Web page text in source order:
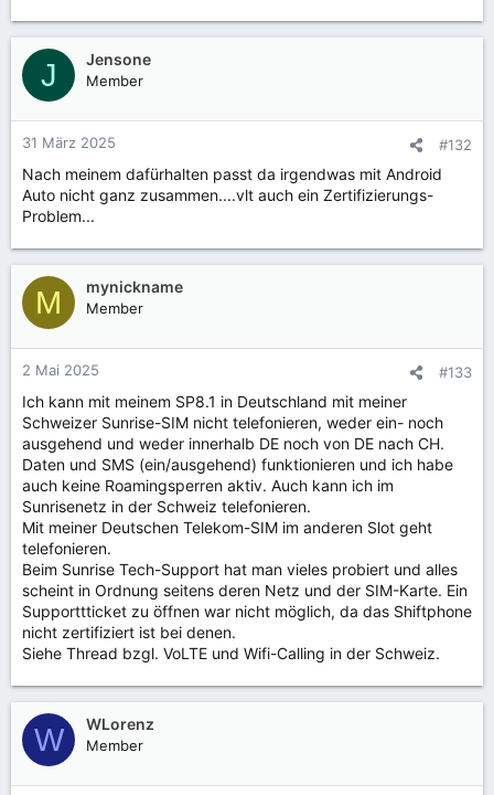
J Jensone
Member
31 März 2025 #132
Nach meinem dafürhalten passt da irgendwas mit Android
Auto nicht ganz zusammen....vlt auch ein Zertifizierungs-
Problem...
M mynickname
Member
2 Mai 2025 #133
Ich kann mit meinem SP8.1 in Deutschland mit meiner
Schweizer Sunrise-SIM nicht telefonieren, weder ein- noch
ausgehend und weder innerhalb DE noch von DE nach CH.
Daten und SMS (ein/ausgehend) funktionieren und ich habe
auch keine Roamingsperren aktiv. Auch kann ich im
Sunrisenetz in der Schweiz telefonieren.
Mit meiner Deutschen Telekom-SIM im anderen Slot geht
telefonieren.
Beim Sunrise Tech-Support hat man vieles probiert und alles
scheint in Ordnung seitens deren Netz und der SIM-Karte. Ein
Supporttticket zu öffnen war nicht möglich, da das Shiftphone
nicht zertifiziert ist bei denen.
Siehe Thread bzgl. VoLTE und Wifi-Calling in der Schweiz.
W WLorenz
Member